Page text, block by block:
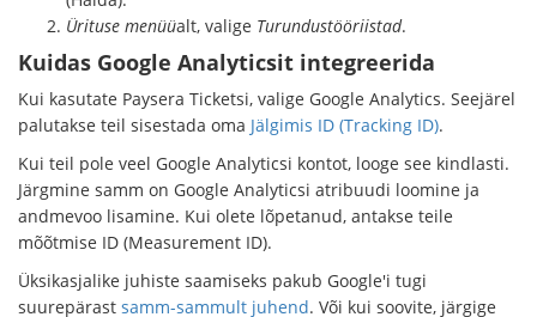
Ürituse menüüalt, valige Turundustööriistad.
Kuidas Google Analyticsit integreerida
Kui kasutate Paysera Ticketsi, valige Google Analytics. Seejärel
palutakse teil sisestada oma Jälgimis ID (Tracking ID).
Kui teil pole veel Google Analyticsi kontot, looge see kindlasti.
Järgmine samm on Google Analyticsi atribuudi loomine ja
andmevoo lisamine. Kui olete lõpetanud, antakse teile
mõõtmise ID (Measurement ID).
Üksikasjalike juhiste saamiseks pakub Google'i tugi
suurepärast samm-sammult juhend. Või kui soovite, järgige